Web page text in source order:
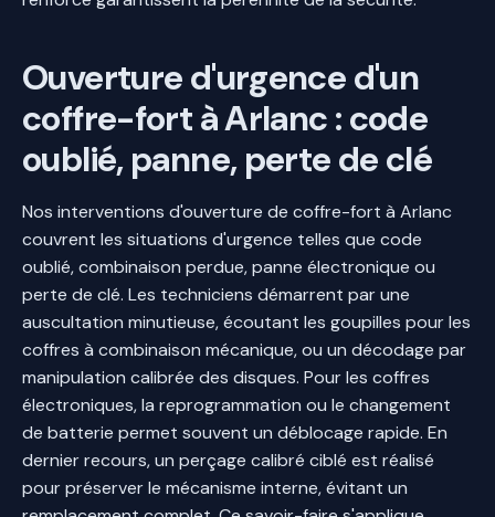
Ouverture d'urgence d'un
coffre-fort à Arlanc : code
oublié, panne, perte de clé
Nos interventions d'ouverture de coffre-fort à Arlanc
couvrent les situations d'urgence telles que code
oublié, combinaison perdue, panne électronique ou
perte de clé. Les techniciens démarrent par une
auscultation minutieuse, écoutant les goupilles pour les
coffres à combinaison mécanique, ou un décodage par
manipulation calibrée des disques. Pour les coffres
électroniques, la reprogrammation ou le changement
de batterie permet souvent un déblocage rapide. En
dernier recours, un perçage calibré ciblé est réalisé
pour préserver le mécanisme interne, évitant un